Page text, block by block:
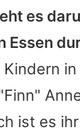
es
Essen
ist es